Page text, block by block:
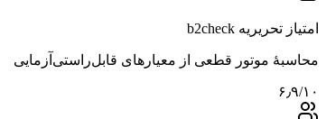
امتیاز تحریریه b2check
محاسبهٔ موتور قطعی از معیارهای قابل‌راستی‌آزمایی
۶٫۹/۱۰